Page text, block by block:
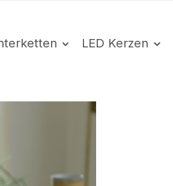
LED Kerzen